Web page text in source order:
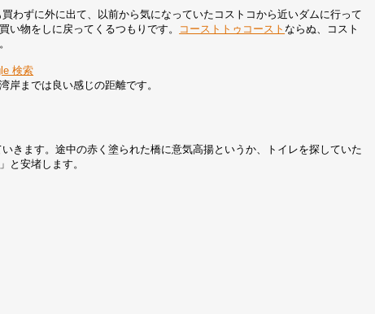
わずに外に出て、以前から気になっていたコストコから近いダムに行って
い物をしに戻ってくるつもりです。
コーストトゥコーストならぬ、コスト
検索
岸までは良い感じの距離です。
きます。途中の赤く塗られた橋に意気高揚というか、トイレを探していた
と安堵します。